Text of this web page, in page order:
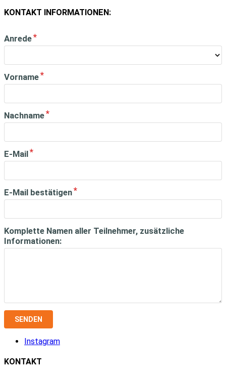
KONTAKT INFORMATIONEN:
Anrede
Vorname
Nachname
E-Mail
E-Mail bestätigen
Komplette Namen aller Teilnehmer, zusätzliche
Informationen:
SENDEN
Instagram
KONTAKT